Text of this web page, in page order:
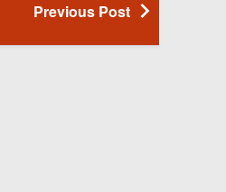
Previous Post